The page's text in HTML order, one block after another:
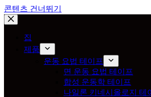
콘텐츠 건너뛰기
집
제품
운동 요법 테이프
면 운동 요법 테이프
합성 운동학 테이프
나일론 키네시올로지 테